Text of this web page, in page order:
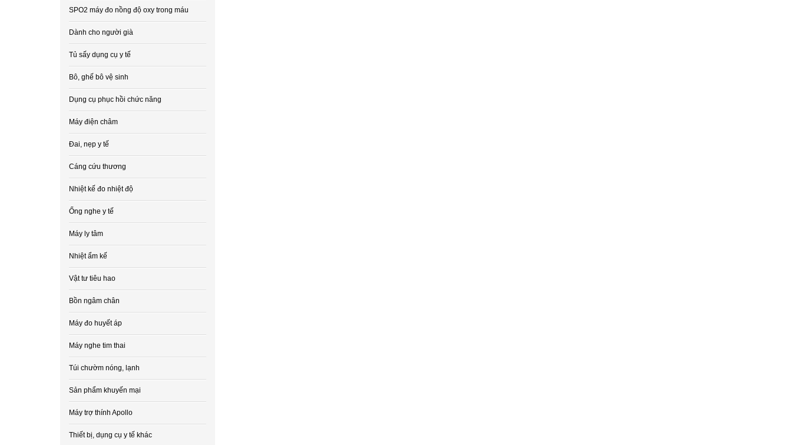
SPO2 máy đo nồng độ oxy trong máu
Dành cho người già
Tủ sấy dụng cụ y tế
Bô, ghế bô vệ sinh
Dụng cụ phục hồi chức năng
Máy điện châm
Đai, nẹp y tế
Cáng cứu thương
Nhiệt kế đo nhiệt độ
Ống nghe y tế
Máy ly tâm
Nhiệt ẩm kế
Vật tư tiêu hao
Bồn ngâm chân
Máy đo huyết áp
Máy nghe tim thai
Túi chườm nóng, lạnh
Sản phẩm khuyến mại
Máy trợ thính Apollo
Thiết bị, dụng cụ y tế khác